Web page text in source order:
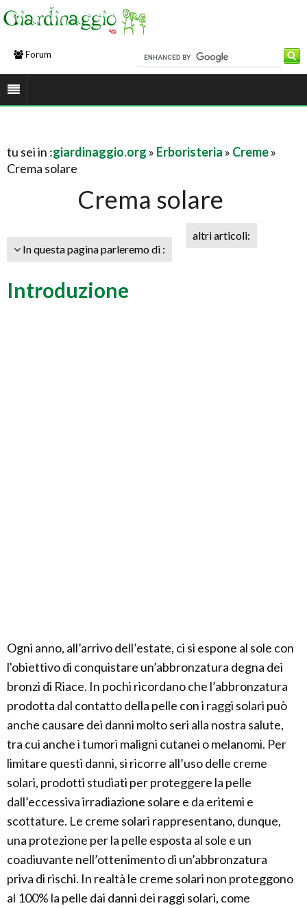
Forum
tu sei in :giardinaggio.org » Erboristeria » Creme»
Crema solare
Crema solare
In questa pagina parleremo di :
altri articoli:
Introduzione
Ogni anno, all’arrivo dell’estate, ci si espone al sole con
l'obiettivo di conquistare un’abbronzatura degna dei
bronzi di Riace. In pochi ricordano che l’abbronzatura
prodotta dal contatto della pelle con i raggi solari può
anche causare dei danni molto seri alla nostra salute,
tra cui anche i tumori maligni cutanei o melanomi. Per
limitare questi danni, si ricorre all’uso delle creme
solari, prodotti studiati per proteggere la pelle
dall’eccessiva irradiazione solare e da eritemi e
scottature. Le creme solari rappresentano, dunque,
una protezione per la pelle esposta al sole e un
coadiuvante nell’ottenimento di un’abbronzatura
priva di rischi. In realtà le creme solari non proteggono
al 100% la pelle dai danni dei raggi solari, come